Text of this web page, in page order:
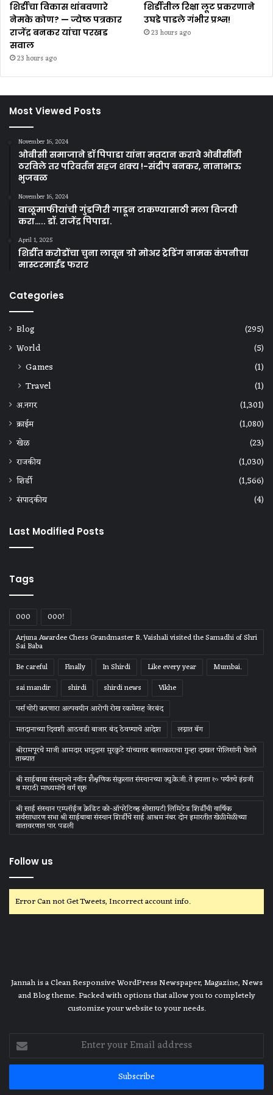
शिर्डीचा विकास थांबवणारे
नेमके कोण? — ज्येष्ठ पत्रकार
राजेंद्र बनकर यांचा परखड
सवाल
23 hours ago
शिर्डीतील रिक्षा लूट प्रकरणाने
उघडे पाडले गंभीर प्रश्न!
23 hours ago
Most Viewed Posts
November 16, 2024
ओबीसी समाजाने डॉ पिपाडा यांना मतदान करावे ओबीसींनी
ठरविले तर परिवर्तन सहज शक्य !-संदीप बनकर, नानाभाऊ
भुजबळ
November 16, 2024
वाळूमाफीयांची गुंडगिरी गाडून टाकण्यासाठी मला विजयी
करा….. डॉ. राजेंद्र पिपाडा.
April 1, 2025
शिर्डीत करोडोंचा चुना लावून ग्रो मोअर ट्रेडिंग नामक कंपनीचा
मास्टरमाईंड फरार
Categories
Blog
(295)
World
(5)
Games
(1)
Travel
(1)
अ.नगर
(1,301)
क्राईम
(1,080)
खेळ
(23)
राजकीय
(1,030)
शिर्डी
(1,566)
संपादकीय
(4)
Last Modified Posts
Tags
000
000!
Arjuna Awardee Chess Grandmaster R. Vaishali visited the Samadhi of Shri
Sai Baba
Be careful
Finally In Shirdi Like every year
Mumbai.
sai mandir
shirdi shirdi news
Vikhe
पर्स चोरी करणारा अल्पवयीन आरोपी रोख रकमेसह जेरबंद
मतदानाच्या दिवशी आठवडी बाजार बंद ठेवण्याचे आदेश
लग्नात बॅग
श्रीरामपूरचे माजी आमदार भानुदास मुरकुटे यांच्यावर बलात्काराचा गुन्हा दाखल पोलिसांनी घेतले
ताब्यात
श्री साईबाबा संस्‍थानचे नवीन शैक्षणिक संकुलात संस्‍थानच्‍या ज्‍यु.के.जी. ते इयत्‍ता १० पर्यंतचे इंग्रजी
व मराठी माध्‍यमांचे वर्ग सुरु
श्री साई संस्थान एम्प्लॉईज क्रेडिट को-ऑपरेटिव्ह सोसायटी लिमिटेड शिर्डीची वार्षिक
सर्वसाधारण सभा श्री साईबाबा संस्थान शिर्डीचे साई आश्रम नंबर दोन इमारतीत खेळीमेळीच्या
वातावरणात पार पडली
Follow us
Error Can not Get Tweets, Incorrect account info.
Jannah is a Clean Responsive WordPress Newspaper, Magazine, News
and Blog theme. Packed with options that allow you to completely
customize your website to your needs.
Enter
your
Email